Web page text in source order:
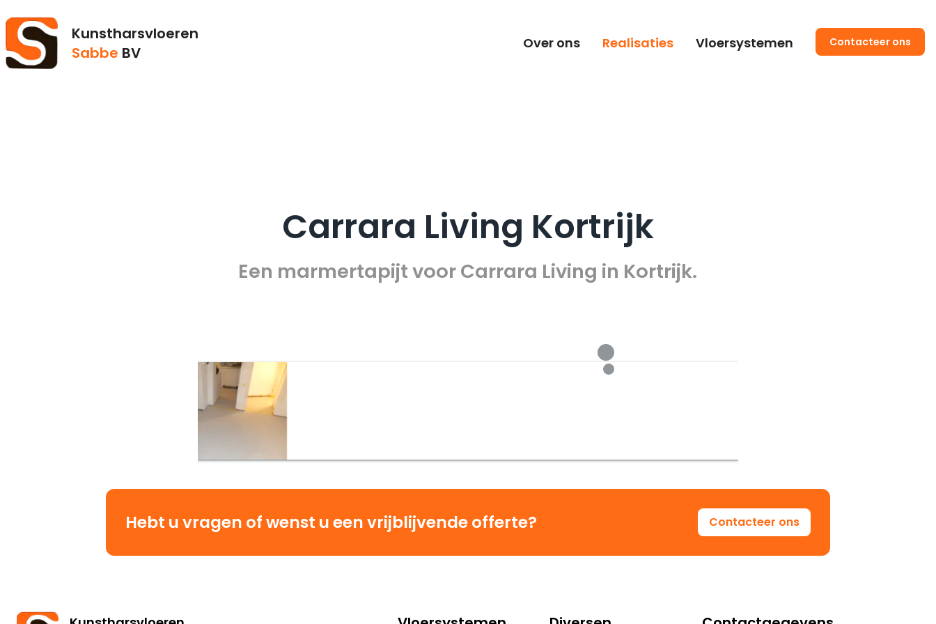
Kunstharsvloeren
Sabbe BV
Over ons Realisaties Vloersystemen Contacteer ons
Carrara Living Kortrijk
Een marmertapijt voor Carrara Living in Kortrijk.
Hebt u vragen of wenst u een vrijblijvende offerte? Contacteer ons